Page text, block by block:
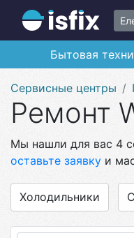
Бытовая
Сервисные центры
Ремонт
Мы нашли для вас 4
оставьте заявку и
Холодильники